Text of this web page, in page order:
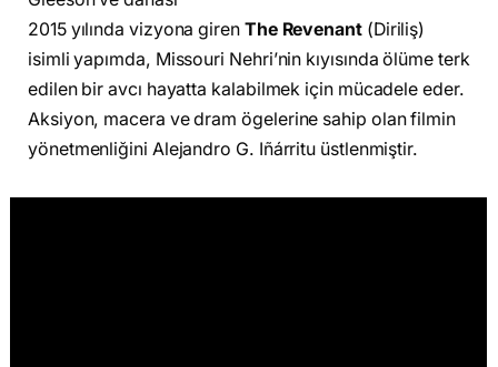
2015 yılında vizyona giren The Revenant(Diriliş)
isimli yapımda, Missouri Nehri’nin kıyısında ölüme terk
edilen bir avcı hayatta kalabilmek için mücadele eder.
Aksiyon, macera ve dram ögelerine sahip olan filmin
yönetmenliğini Alejandro G. Iñárritu üstlenmiştir.